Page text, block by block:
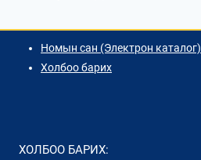
Номын сан (Электрон каталог)
Холбоо барих
ХОЛБОО БАРИХ: